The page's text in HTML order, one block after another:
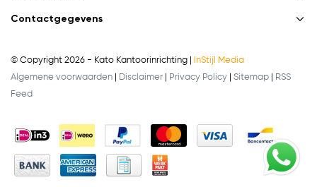
Contactgegevens
© Copyright 2026 - Kato Kantoorinrichting |
InStijl Media
Algemene voorwaarden
Disclaimer Privacy Policy Sitemap
RSS
Feed